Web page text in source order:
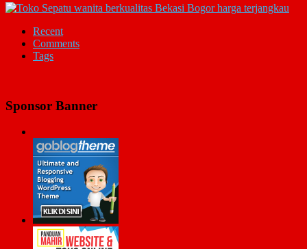
Recent
Comments
Tags
Sponsor Banner